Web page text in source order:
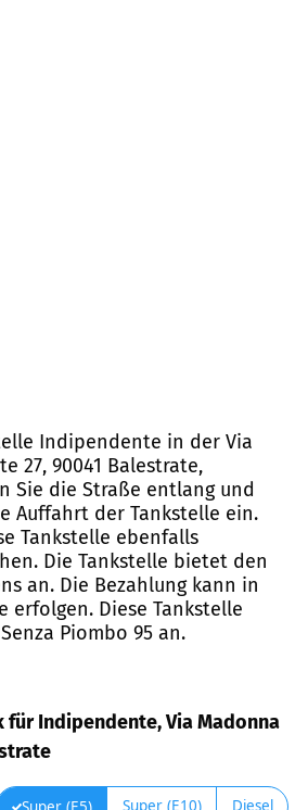
Indipendente in der Via
27, 90041 Balestrate,
Sie die Straße entlang und
Auffahrt der Tankstelle ein.
Tankstelle ebenfalls
Die Tankstelle bietet den
an. Die Bezahlung kann in
erfolgen. Diese Tankstelle
Piombo 95 an.
Indipendente, Via Madonna
Super (E10) Diesel